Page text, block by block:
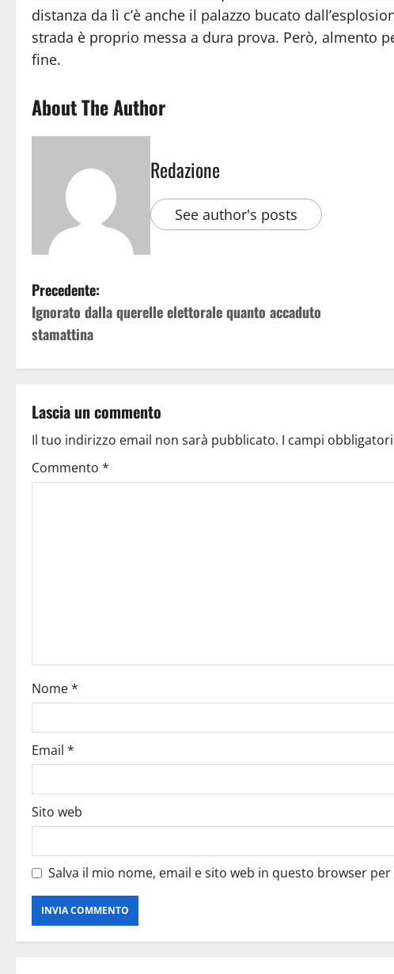
distanza da lì c’è anche il palazzo bucato
strada è proprio messa a dura prova. Però, almento
fine.
About The Author
Redazione
See author's posts
Precedente:
Ignorato dalla querelle elettorale quanto accaduto
stamattina
Lascia un commento
Il tuo indirizzo email non sarà pubblicato. I campi
Commento *
Nome*
Email *
Sito web
Salva il mio nome, email e sito web in questo browser